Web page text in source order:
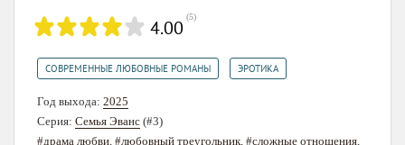
4.00 (5)
СОВРЕМЕННЫЕ ЛЮБОВНЫЕ РОМАНЫ ЭРОТИКА
Год выхода: 2025
Серия: Семья Эванс (#3)
#драма любви #любовный треугольник #сложные отношения